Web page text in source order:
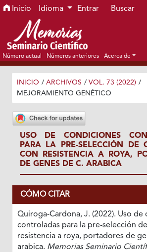
Ir al menú de navegación principal
Ir al contenido principal
Ir al pie de página del sitio
Inicio Idioma Entrar Buscar
Número actual Números anteriores Acerca de
INICIO / ARCHIVOS / VOL. 73 (2022) /
MEJORAMIENTO GENÉTICO
USO DE CONDICIONES
PARA LA PRE-SELECCIÓN DE
CON RESISTENCIA A ROYA,
DE GENES DE C. ARABICA
CÓMO CITAR
Quiroga-Cardona, J. (2022). Uso de
controladas para la pre-selección
resistencia a roya, portadores de
arabica. Memorias Seminario